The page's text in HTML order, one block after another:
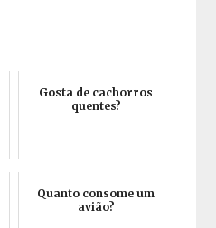
Gosta de cachorros
quentes?
Quanto consome um
avião?